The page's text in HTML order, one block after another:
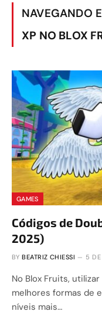
NAVEGANDO
XP NO BLOX
GAMES
Códigos de
2025)
BY BEATRIZ CHIESSI 5
No Blox Fruits,
melhores formas de
níveis mais…